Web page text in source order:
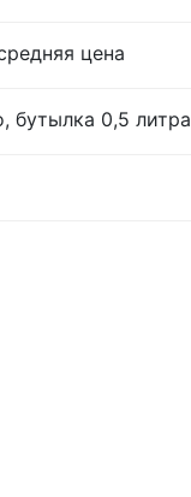
цена
бутылка 0,5 литра